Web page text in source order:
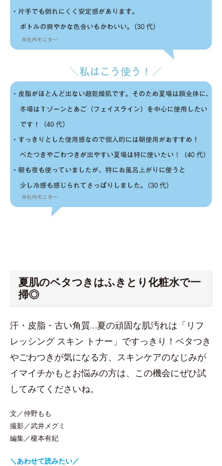
夏肌のベタつきはふきとり化粧水で一
掃◎
汗・皮脂・古い角質…夏の頑固な肌汚れは「リフ
レッシング スキン トナー」ですっきり！ベタつき
やごわつきが気になる方、スキンケアのなじみが
イマイチかもとお悩みの方は、この機会にぜひ試
してみてくださいね。
文／仲野もも
撮影／武井メグミ
編集／榎本有妃
＼あわせて読みたい／